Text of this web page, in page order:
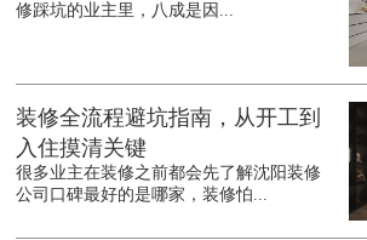
修踩坑的业主里，八成是因...
装修全流程避坑指南，从开工到
入住摸清关键
很多业主在装修之前都会先了解沈阳装修
公司口碑最好的是哪家，装修怕...